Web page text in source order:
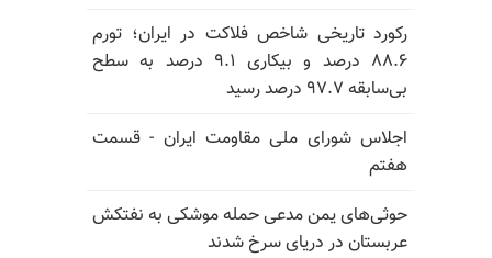
رکورد تاریخی شاخص فلاکت در ایران؛ تورم
۸۸.۶ درصد و بیکاری ۹.۱ درصد به سطح
بی‌سابقه ۹۷.۷ درصد رسید
اجلاس شورای ملی مقاومت ایران - قسمت
هفتم
حوثی‌های یمن مدعی حمله موشکی به نفتکش
عربستان در دریای سرخ شدند